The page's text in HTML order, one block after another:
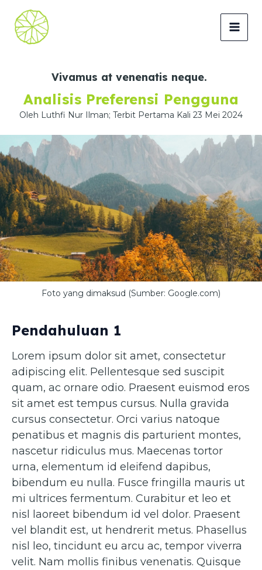
Lewati
konten
Vivamus at venenatis neque.
Analisis Preferensi Pengguna
Oleh Luthfi Nur Ilman; Terbit Pertama Kali 23 Mei 2024
Foto yang dimaksud (Sumber: Google.com)
Pendahuluan 1
Lorem ipsum dolor sit amet, consectetur
adipiscing elit. Pellentesque sed suscipit
quam, ac ornare odio. Praesent euismod eros
sit amet est tempus cursus. Nulla gravida
cursus consectetur. Orci varius natoque
penatibus et magnis dis parturient montes,
nascetur ridiculus mus. Maecenas tortor
urna, elementum id eleifend dapibus,
bibendum eu nulla. Fusce fringilla mauris ut
mi ultrices fermentum. Curabitur et leo et
nisl laoreet bibendum id vel dolor. Praesent
vel blandit est, ut hendrerit metus. Phasellus
nisl leo, tincidunt eu arcu ac, tempor viverra
velit. Nam mollis finibus venenatis. Quisque